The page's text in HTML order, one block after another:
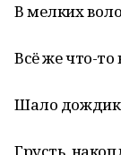
В мелких
Всё же что-то
Шало дождик